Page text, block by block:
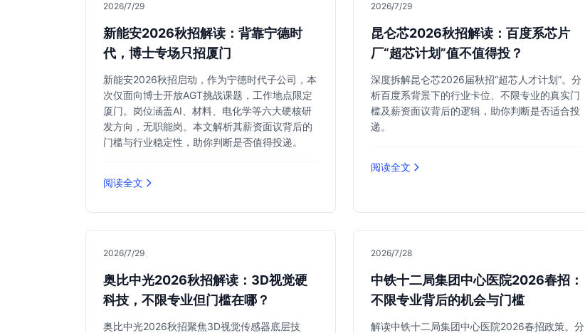
2026/7/29
新能安2026秋招解读：背靠宁德时
代，博士专场只招厦门
新能安2026秋招启动，作为宁德时代子公司，本
次仅面向博士开放AGT挑战课题，工作地点限定
厦门。岗位涵盖AI、材料、电化学等六大硬核研
发方向，无职能岗。本文解析其薪资面议背后的
门槛与行业稳定性，助你判断是否值得投递。
阅读全文
2026/7/29
昆仑芯2026秋招解读：百度系芯片
厂“超芯计划”值不值得投？
深度拆解昆仑芯2026届秋招“超芯人才计划”。分
析百度系背景下的行业卡位、不限专业的真实门
槛及薪资面议背后的逻辑，助你判断是否适合投
递。
阅读全文
2026/7/29
奥比中光2026秋招解读：3D视觉硬
科技，不限专业但门槛在哪？
奥比中光2026秋招聚焦3D视觉传感器底层技
2026/7/28
中铁十二局集团中心医院2026春招：
不限专业背后的机会与门槛
解读中铁十二局集团中心医院2026春招政策。分